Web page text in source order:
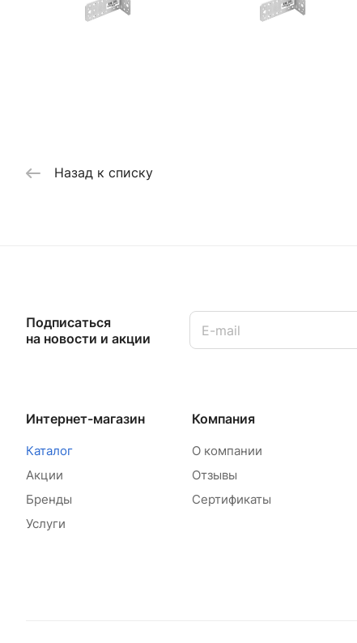
Назад к списку
Подписаться
на новости и акции
Интернет-магазин
Каталог
Акции
Бренды
Услуги
Компания
О компании
Отзывы
Сертификаты